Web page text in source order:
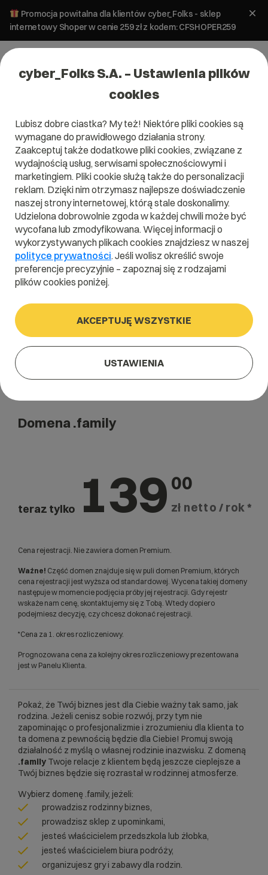
Promocja powitalna dla klientów cyber_Folks - sklep
internetowy Shoper w cenie 259 zł z kodem: CFSHOPER259
Domena .family
Bo rodzina jest najważniejsza
.family
Szukaj
Domena .family
teraz tylko 139 00
zł netto / rok *
Cena rejestracji. Nie zawiera domen Premium.
Ważne! Część domen znajduje się w puli domen Premium, których
cena rejestracji jest wyższa od standardowej. Wycena takiej domeny
następuje w momencie podjęcia próby jej rejestracji. Gdy rejestr
wskaże nam cenę, skontaktujemy się z Tobą. Wtedy dopiero
podejmiesz decyzję, czy chcesz dokonać rejestracji.
*Cena za 1. okres rozliczeniowy.
Prognozowana cena za kolejny okres rozliczeniowy prezentowana
jest w Panelu Klienta.
Pokaż, że Twój biznes jest dla Ciebie ważny tak samo, jak
rodzina. Jeżeli cenisz sobie rozwój, przy tym nie
zapominając o profesjonalizmie i zrozumieniu dla klienta to
ta domena z pewnością będzie dla Ciebie! Promuj swoją
działalność z myślą o własnej rodzinie inazwisku. Z domeną
.family Twoje relacje z klientem będą jeszcze cieplejsze a
Twój biznes będzie się rozrastał w rodzinnej atmosferze.
Wybierz domenę .family, jeżeli:
prowadzisz rodzinny biznes,
prowadzisz sklep z upominkami,
jesteś właścicielem przedszkola lub żłobka,
jesteś właścicielem biura podróży,
organizujesz gry i zabawy dla rodzin.
cyber_Folks S.A. – Ustawienia plików
cookies
Lubisz dobre ciastka? My też! Niektóre pliki cookies są
wymagane do prawidłowego działania strony.
Zaakceptuj także dodatkowe pliki cookies, związane z
wydajnością usług, serwisami społecznościowymi i
marketingiem. Pliki cookie służą także do personalizacji
reklam. Dzięki nim otrzymasz najlepsze doświadczenie
naszej strony internetowej, którą stale doskonalimy.
Udzielona dobrowolnie zgoda w każdej chwili może być
wycofana lub zmodyfikowana. Więcej informacji o
wykorzystywanych plikach cookies znajdziesz w naszej
polityce prywatności. Jeśli wolisz określić swoje
preferencje precyzyjnie – zapoznaj się z rodzajami
plików cookies poniżej.
AKCEPTUJĘ WSZYSTKIE
USTAWIENIA